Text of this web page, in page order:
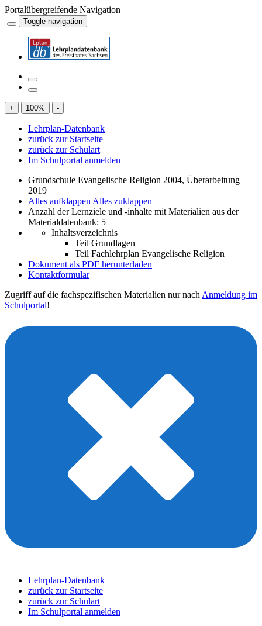
Portalübergreifende Navigation
Toggle navigation
+ 100% -
Lehrplan-Datenbank
zurück zur Startseite
zurück zur Schulart
Im Schulportal anmelden
Grundschule Evangelische Religion 2004, Überarbeitung
2019
Alles aufklappen Alles zuklappen
Anzahl der Lernziele und -inhalte mit Materialien aus der
Materialdatenbank: 5
Inhaltsverzeichnis
Teil Grundlagen
Teil Fachlehrplan Evangelische Religion
Dokument als PDF herunterladen
Kontaktformular
Zugriff auf die fachspezifischen Materialien nur nach Anmeldung im
Schulportal!
Lehrplan-Datenbank
zurück zur Startseite
zurück zur Schulart
Im Schulportal anmelden